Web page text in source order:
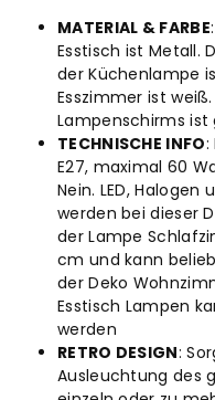
Ø40
cm,
Vintage,
Industrial
aus
Metall
Ø40
cm,
aus
MATERIAL & FARBE
Esstisch ist Metall.
der Küchenlampe
Esszimmer ist
Lampenschirms ist
TECHNISCHE INFO:
E27, maximal 60
Nein. LED,
werden bei dieser
der Lampe
cm und kann
der Deko
Esstisch Lampen
werden
RETRO DESIGN:
Ausleuchtung des